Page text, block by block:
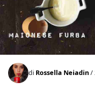
di Rossella Neiadin/